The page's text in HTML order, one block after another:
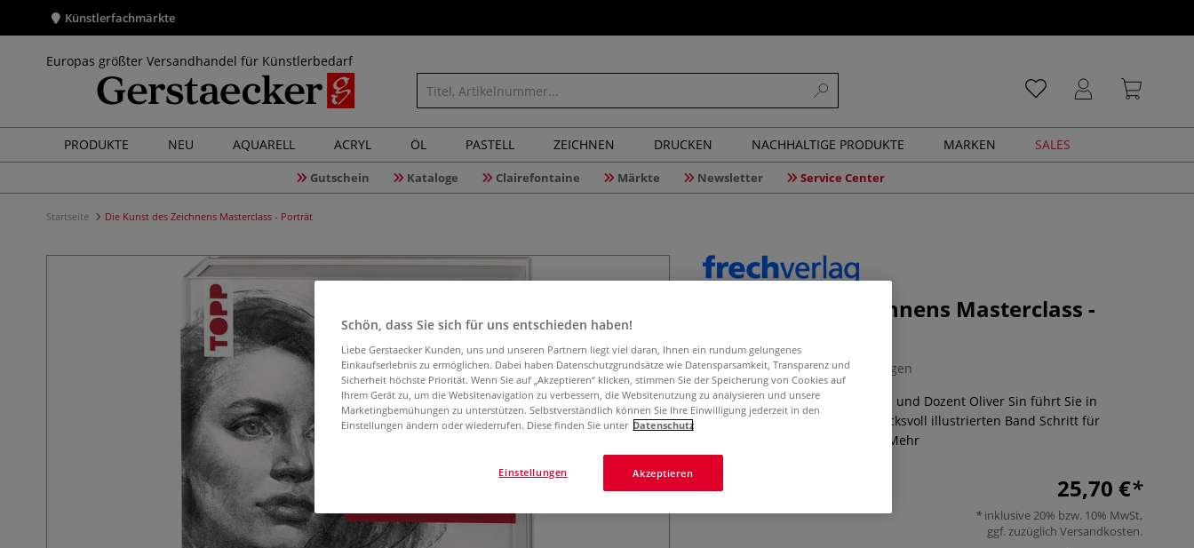
Künstlerfachmärkte
Europas größter Versandhandel für Künstlerbedarf
PRODUKTE NEU AQUARELL ACRYL ÖL PASTELL ZEICHNEN DRUCKEN NACHHALTIGE PRODUKTE MARKEN SALES
Gutschein Kataloge Clairefontaine Märkte Newsletter Service Center
Startseite Die Kunst des Zeichnens Masterclass - Porträt
Die Kunst des Zeichnens Masterclass -
0 Bewertungen
Der renommierte Porträtzeichner und Dozent Oliver Sin führt Sie in
diesem informativen und eindrucksvoll illustrierten Band Schritt für
Mehr
25,70 €
inklusive 20% bzw. 10% MwSt,
ggf. zuzüglich Versandkosten.
Schön, dass Sie sich für uns entschieden haben!
Liebe Gerstaecker Kunden, uns und unseren Partnern liegt viel daran, Ihnen ein rundum gelungenes
Einkaufserlebnis zu ermöglichen. Dabei haben Datenschutzgrundsätze wie Datensparsamkeit, Transparenz und
Sicherheit höchste Priorität. Wenn Sie auf „Akzeptieren“ klicken, stimmen Sie der Speicherung von Cookies auf
Ihrem Gerät zu, um die Websitenavigation zu verbessern, die Websitenutzung zu analysieren und unsere
Marketingbemühungen zu unterstützen. Selbstverständlich können Sie Ihre Einwilligung jederzeit in den
Einstellungen ändern oder wiederrufen. Diese finden Sie unter Datenschutz
Akzeptieren
Einstellungen